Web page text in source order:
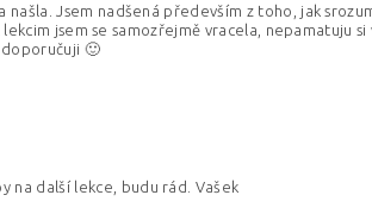
Jsem nadšená především z toho, jak
jsem se samozřejmě vracela,
🙂
na další lekce, budu rád. Vašek